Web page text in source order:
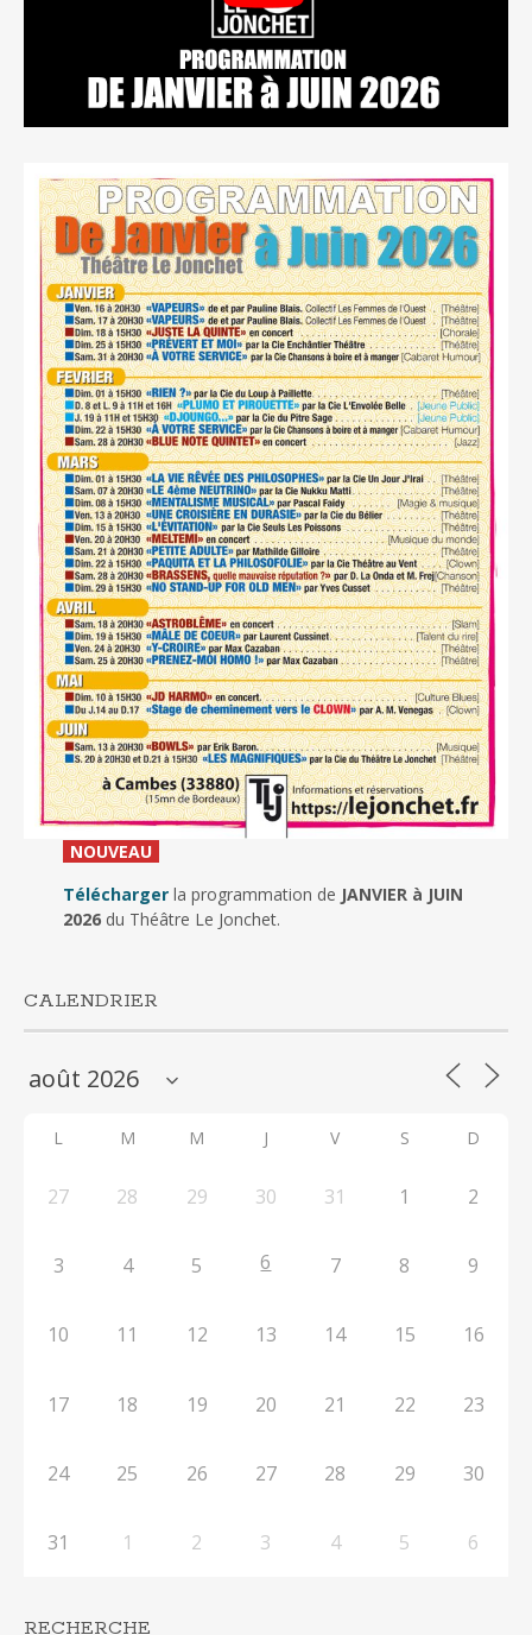
NOUVEAU_
Télécharger la programmation de JANVIER à JUIN
2026du Théâtre Le Jonchet.
CALENDRIER
L M M J V S D
27 28 29 30 31 1 2
3 4 5 6 7 8 9
10 11 12 13 14 15 16
17 18 19 20 21 22 23
24 25 26 27 28 29 30
31 1 2 3 4 5 6
RECHERCHE